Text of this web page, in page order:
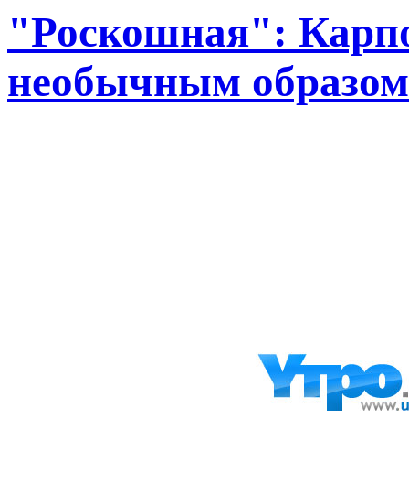
"Роскошная":
необычным образом